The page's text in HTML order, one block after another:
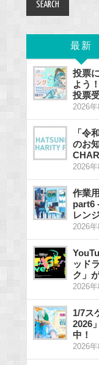
最新
投票
よう
投票
2026
「令
のお
2026
作業
part6
レン
2026
ッド
ク」
2026
1/7ス
2026
中！
2026